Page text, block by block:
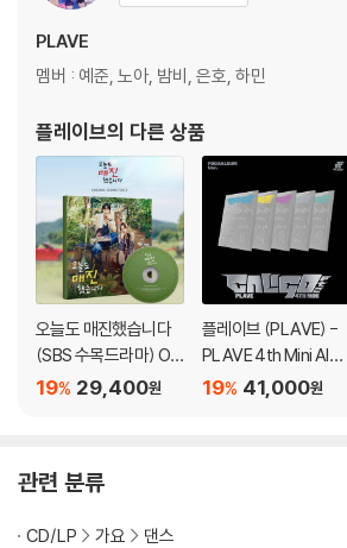
PLAVE
멤버 : 예준, 노아, 밤비, 은호, 하민
플레이브의 다른 상품
오늘도 매진했습니다
(SBS 수목드라마) OS
T
29,400원
19%
플레이브 (PLAVE) -
PLAVE 4th Mini Albu
m 'Caligo Pt.2' [POC
41,000원
19%
관련 분류
CD/LP 가요
댄스